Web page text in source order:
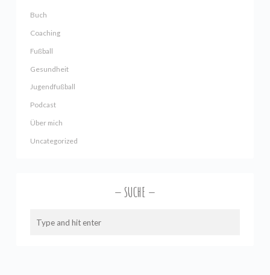
Buch
Coaching
Fußball
Gesundheit
Jugendfußball
Podcast
Über mich
Uncategorized
SUCHE